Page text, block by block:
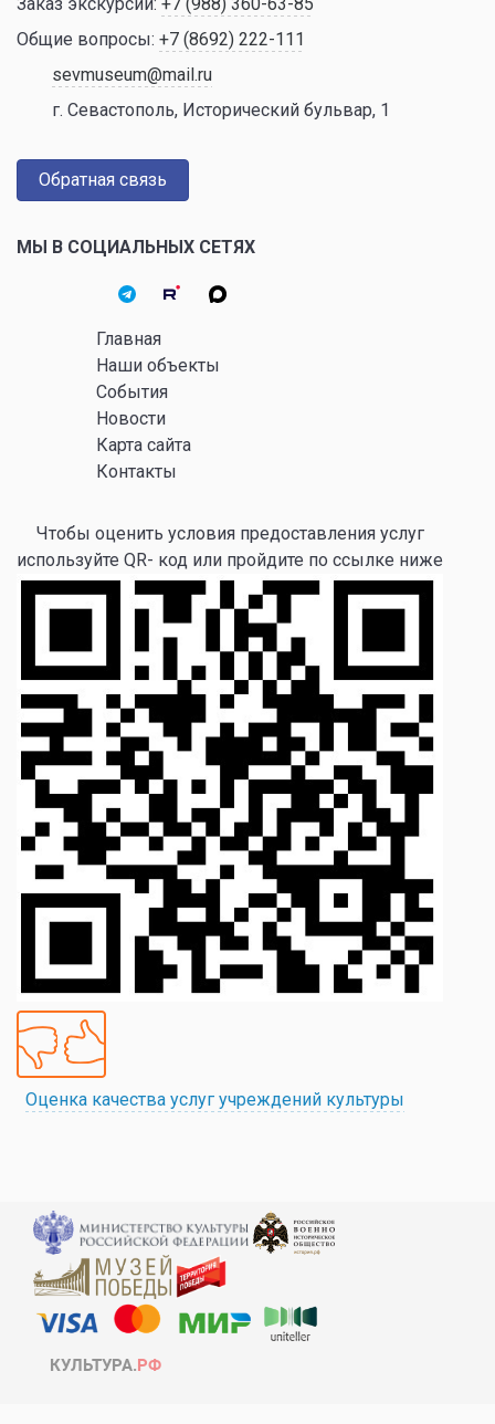
Заказ экскурсий: +7 (988) 360-63-85
Общие вопросы: +7 (8692) 222-111
sevmuseum@mail.ru
г. Севастополь, Исторический бульвар, 1
Обратная связь
МЫ В СОЦИАЛЬНЫХ СЕТЯХ
Главная
Наши объекты
События
Новости
Карта сайта
Контакты
Чтобы оценить условия предоставления услуг
используйте QR- код или пройдите по ссылке ниже
Оценка качества услуг учреждений культуры